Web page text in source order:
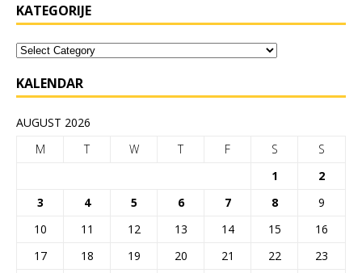
KATEGORIJE
KALENDAR
AUGUST 2026
M
T W T F S
S
1
2
3
4 5 6 7 8
9
10
11 12 13 14 15
16
17
18 19 20 21 22
23